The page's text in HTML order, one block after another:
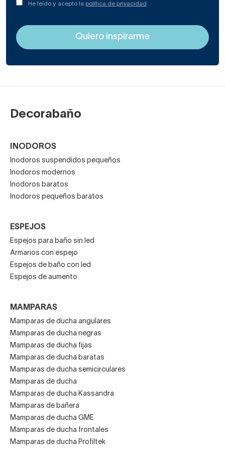
He leído y acepto la política de privacidad
Decorabaño
INODOROS
Inodoros suspendidos pequeños
Inodoros modernos
Inodoros baratos
Inodoros pequeños baratos
ESPEJOS
Espejos para baño sin led
Armarios con espejo
Espejos de baño con led
Espejos de aumento
MAMPARAS
Mamparas de ducha angulares
Mamparas de ducha negras
Mamparas de ducha fijas
Mamparas de ducha baratas
Mamparas de ducha semicirculares
Mamparas de ducha
Mamparas de ducha Kassandra
Mamparas de bañera
Mamparas de ducha GME
Mamparas de ducha frontales
Mamparas de ducha Profiltek